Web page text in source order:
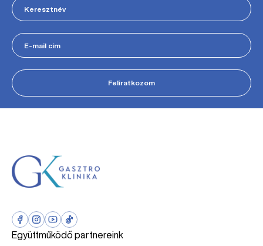
Feliratkozom
Együttműködő partnereink